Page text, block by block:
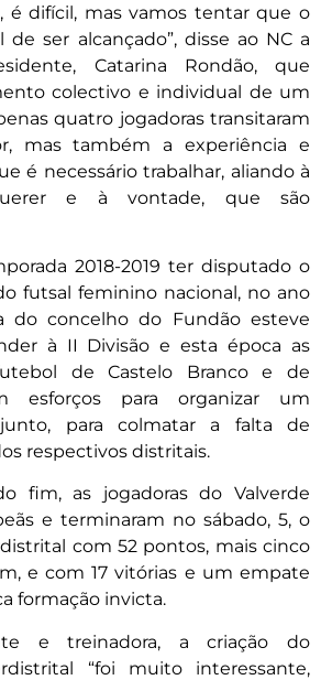
é difícil, mas vamos tentar que o
de ser alcançado”, disse ao NC a
Catarina Rondão, que
colectivo e individual de um
quatro jogadoras transitaram
mas também a experiência e
é necessário trabalhar, aliando à
e à vontade, que são
2018-2019 ter disputado o
futsal feminino nacional, no ano
do concelho do Fundão esteve
à II Divisão e esta época as
de Castelo Branco e de
esforços para organizar um
para colmatar a falta de
respectivos distritais.
fim, as jogadoras do Valverde
e terminaram no sábado, 5, o
com 52 pontos, mais cinco
e com 17 vitórias e um empate
formação invicta.
e treinadora, a criação do
“foi muito interessante,